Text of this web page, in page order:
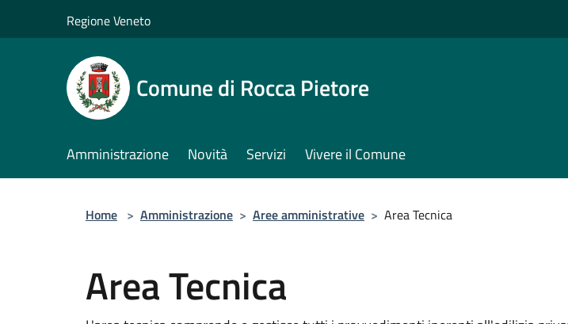
Regione Veneto
Comune di Rocca Pietore
Amministrazione Novità Servizi Vivere il Comune
Home > Amministrazione > Aree amministrative > Area Tecnica
Area Tecnica